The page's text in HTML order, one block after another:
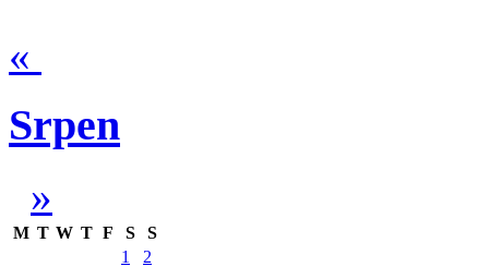
«
Srpen
»
M T W T F S
S
1
2